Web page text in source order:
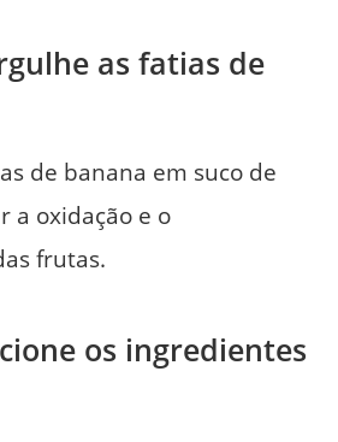
as fatias de
de banana em suco de
a oxidação e o
frutas.
os ingredientes